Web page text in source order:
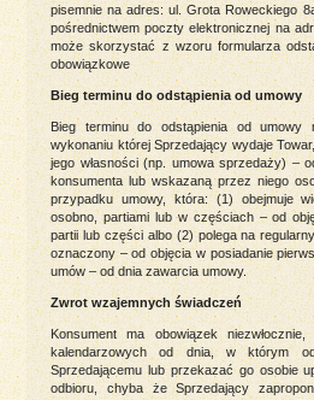
pisemnie na adres: ul. Grota Roweckiego
pośrednictwem poczty elektronicznej na
może skorzystać z wzoru formularza
obowiązkowe
Bieg terminu do odstąpienia od umowy
Bieg terminu do odstąpienia od
wykonaniu której Sprzedający wydaje
jego własności (np. umowa sprzedaży) –
konsumenta lub wskazaną przez niego
przypadku umowy, która: (1) obejmuje
osobno, partiami lub w częściach – od
partii lub części albo (2) polega na
oznaczony – od objęcia w posiadanie
umów – od dnia zawarcia umowy.
Zwrot wzajemnych świadczeń
Konsument ma obowiązek
kalendarzowych od dnia, w którym
Sprzedającemu lub przekazać go osobie
odbioru, chyba że Sprzedający